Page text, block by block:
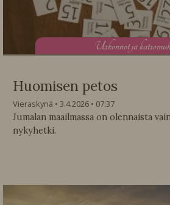
Uskonnot ja
Huomisen petos
Vieraskynä 3.4.2026
07:37
Jumalan maailmassa on olennaista
nykyhetki.